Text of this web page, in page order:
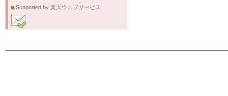
Supported by 楽天ウェブサービス